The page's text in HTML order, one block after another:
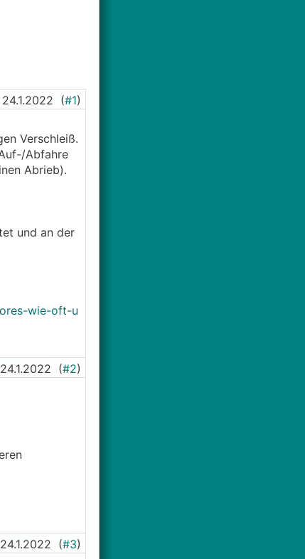
24.1.2022 (#1)
Verschleiß.
Abfahre
Abrieb).
und an der
wie-oft-u
24.1.2022 (#2)
24.1.2022 (#3)